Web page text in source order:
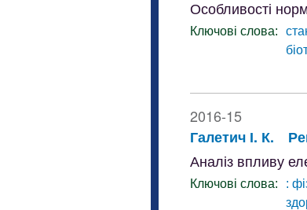
Особливості
Ключові слова:
2016-15
Галетич І. К.
Аналіз впливу
Ключові слова: :